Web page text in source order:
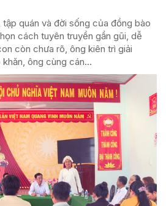
quán và đời sống của đồng bào
cách tuyên truyền gần gũi, dễ
còn chưa rõ, ông kiên trì giải
ông cùng cán...